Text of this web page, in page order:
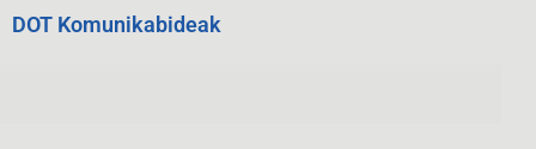
DOT Komunikabideak